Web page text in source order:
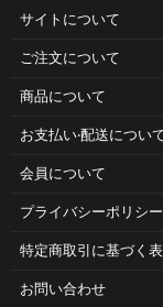
サイトについて
ご注⽂について
商品について
お⽀払い‧配送につい
会員について
プライバシーポリシー
特定商取引に基づく
お問い合わせ